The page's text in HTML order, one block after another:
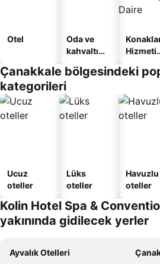
Otel
Oda ve
kahvaltı
oteller
Hizmeti
Apart
Çanakkale bölgesindeki
kategorileri
Ucuz
oteller
Lüks
oteller
Havuzlu
oteller
Kolin Hotel Spa &
yakınında gidilecek yerler
Ayvalık Otelleri